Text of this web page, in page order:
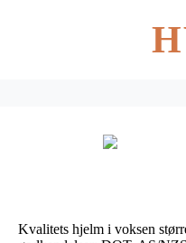
Kvalitets hjelm i voksen